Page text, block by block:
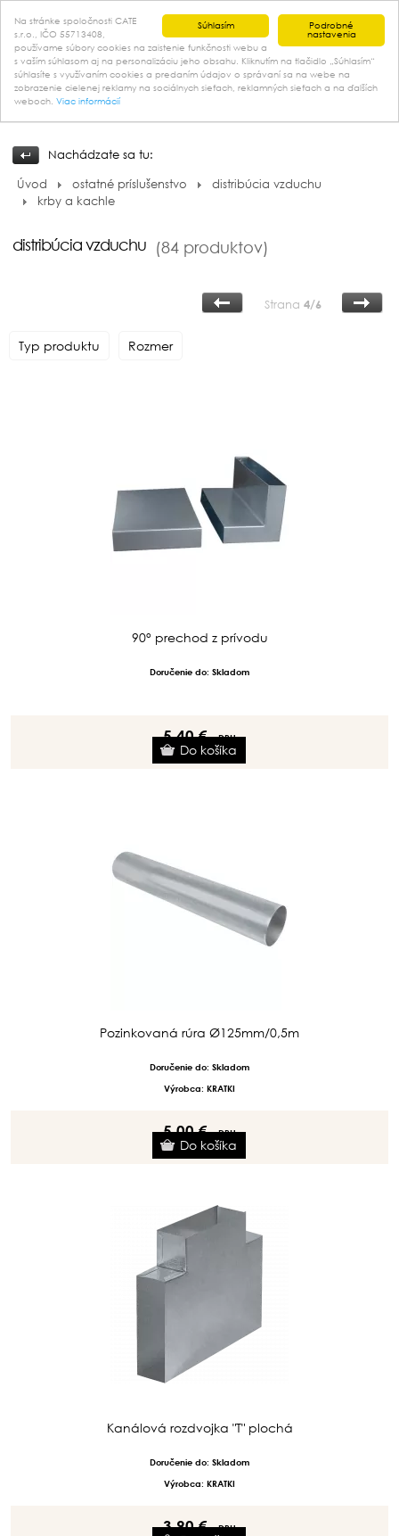
Podrobné
nastavenia
Súhlasím
Na stránke spoločnosti CATE
s.r.o., IČO 55713408,
používame súbory cookies na zaistenie funkčnosti webu a
s vaším súhlasom aj na personalizáciu jeho obsahu. Kliknutím na tlačidlo „Súhlasím“
súhlasíte s využívaním cookies a predaním údajov o správaní sa na webe na
zobrazenie cielenej reklamy na sociálnych sieťach, reklamných sieťach a na ďalších
weboch. Viac informácií
kontakt
Nachádzate sa tu:
Úvod
ostatné príslušenstvo
distribúcia vzduchu
krby a kachle
distribúcia vzduchu (84 produktov)
Strana 4/6
Typ produktu Rozmer
90° prechod z prívodu
Doručenie do: Skladom
5.40 €s DPH
Pozinkovaná rúra Ø125mm/0,5m
Doručenie do: Skladom
Výrobca: KRATKI
5.00 €s DPH
Kanálová rozdvojka "T" plochá
Doručenie do: Skladom
Výrobca: KRATKI
3.90 €s DPH